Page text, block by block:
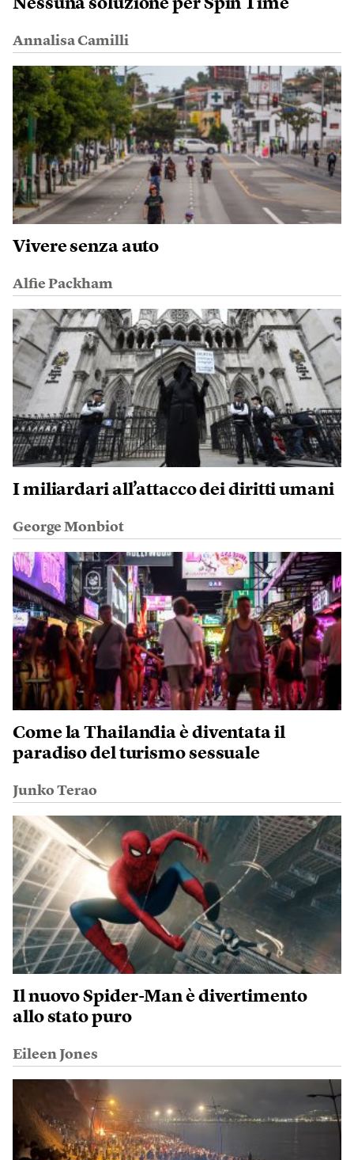
Nessuna soluzione per Spin Time
Annalisa Camilli
Vivere senza auto
Alfie Packham
I miliardari all’attacco dei diritti umani
George Monbiot
Come la Thailandia è diventata il
paradiso del turismo sessuale
Junko Terao
Il nuovo Spider-Man è divertimento
allo stato puro
Eileen Jones